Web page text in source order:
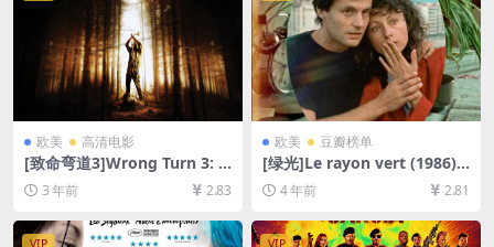
欧美 高清电影
[致命弯道3]Wrong Turn 3: L
eft for Dead (2009)[百度网
盘+迅雷云盘资源1080P超清
3 年前 2.83
欧美 豆瓣榜单
[绿光]Le rayon vert (1986)
[百度网盘+迅雷云盘资源1080
P超清未删减][MP4/5GB][中
4 年前 2.81
VIP VIP